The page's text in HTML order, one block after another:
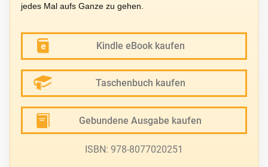
jedes Mal aufs Ganze zu gehen.
Kindle eBook kaufen
Taschenbuch kaufen
Gebundene Ausgabe kaufen
ISBN: 978-8077020251